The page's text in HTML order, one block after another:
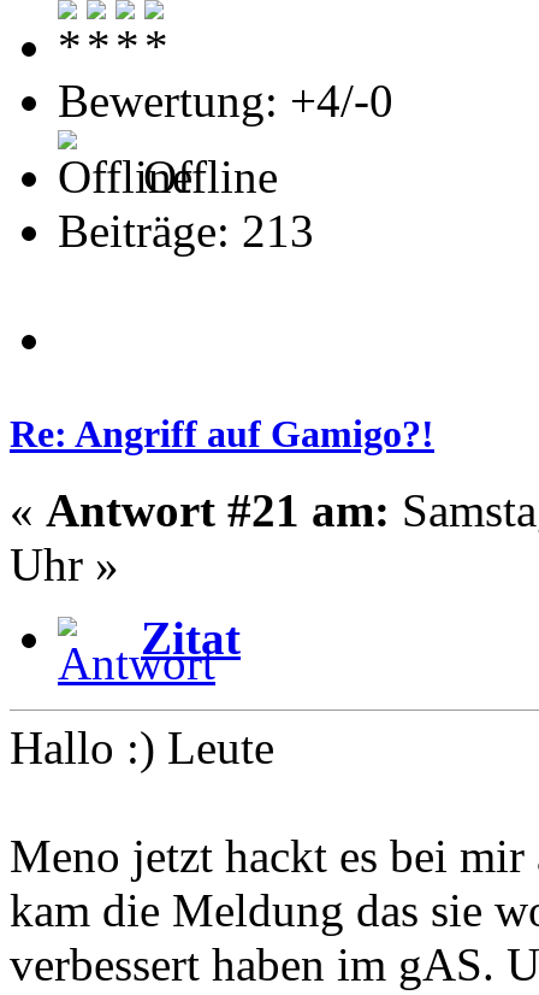
Bewertung: +4/-0
Offline
Beiträge: 213
Re: Angriff auf Gamigo?!
« Antwort #21 am:
Uhr »
Zitat
Hallo :) Leute
Meno jetzt hackt es bei
kam die Meldung das sie
verbessert haben im gAS.